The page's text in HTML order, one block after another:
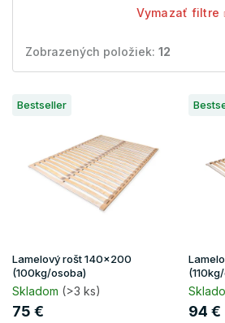
Vymazať filtre
Zobrazených položiek: 12
ý
u
k
t
o
Bestseller
Lamelový rošt 140x200
(100kg/osoba)
Skladom (>3 ks)
75 € 94 €